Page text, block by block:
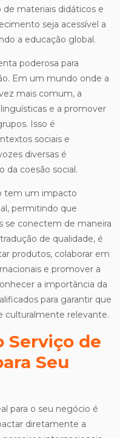
de materiais didáticos e
seja acessível a
a educação global.
poderosa para
Em um mundo onde a
mais comum, a
e a promover
Isso é
sociais e
diversas é
da coesão social.
tem um impacto
permitindo que
se conectem de maneira
de qualidade, é
produtos, colaborar em
e promover a
a importância da
para garantir que
culturalmente relevante.
Serviço de
Seu
para o seu negócio é
diretamente a